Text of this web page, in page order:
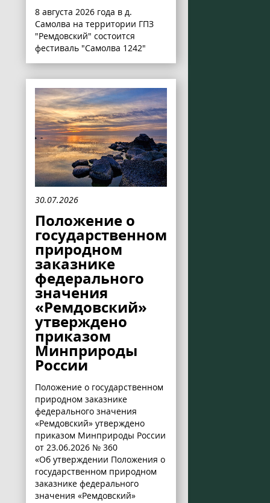
8 августа 2026 года в д.
Самолва на территории ГПЗ
"Ремдовский" состоится
фестиваль "Самолва 1242"
30.07.2026
Положение о
государственном
природном
заказнике
федерального
значения
«Ремдовский»
утверждено
приказом
Минприроды
России
Положение о государственном
природном заказнике
федерального значения
«Ремдовский» утверждено
приказом Минприроды России
от 23.06.2026 № 360
«Об утверждении Положения о
государственном природном
заказнике федерального
значения «Ремдовский»